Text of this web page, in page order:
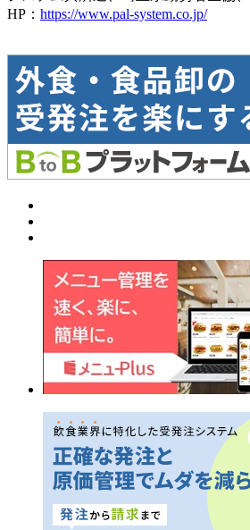
HP： https://www.pal-system.co.jp/